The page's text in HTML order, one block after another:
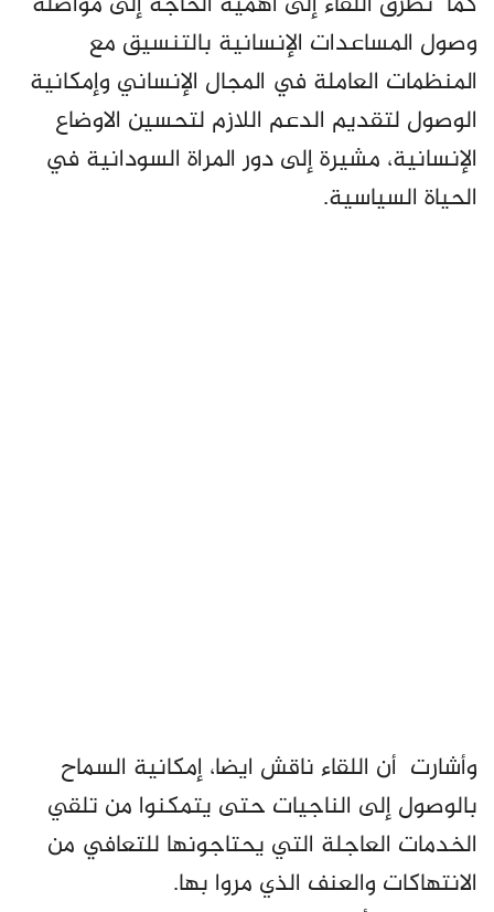
وصول المساعدات الإنسانية بالتنسيق مع
المنظمات العاملة في المجال الإنساني وإمكانية
الوصول لتقديم الدعم اللازم لتحسين الاوضاع
الإنسانية، مشيرة إلى دور المراة السودانية في
الحياة السياسية.
وأشارت أن اللقاء ناقش ايضا، إمكانية السماح
بالوصول إلى الناجيات حتى يتمكنوا من تلقي
الخدمات العاجلة التي يحتاجونها للتعافي من
الانتهاكات والعنف الذي مروا بها.